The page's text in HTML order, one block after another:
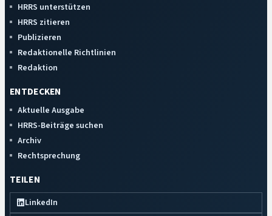
HRRS unterstützen
HRRS zitieren
Publizieren
Redaktionelle Richtlinien
Redaktion
ENTDECKEN
Aktuelle Ausgabe
HRRS-Beiträge suchen
Archiv
Rechtsprechung
TEILEN
LinkedIn